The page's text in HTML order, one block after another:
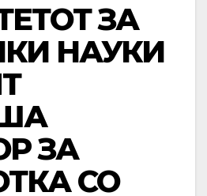
ЗА
НАУКИ
ЗА
СО